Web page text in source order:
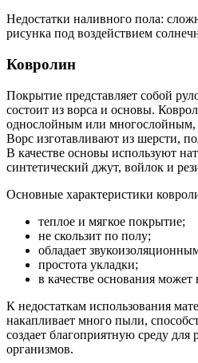
Недостатки наливного пола:
рисунка под воздействием
Ковролин
Покрытие представляет собой
состоит из ворса и основы.
однослойным или многослойным,
Ворс изготавливают из шерсти,
В качестве основы используют
синтетический джут, войлок и
Основные характеристики
теплое и мягкое покрытие;
не скользит по полу;
обладает
простота укладки;
в качестве основания
К недостаткам использования
накапливает много пыли,
создает благоприятную среду
организмов.